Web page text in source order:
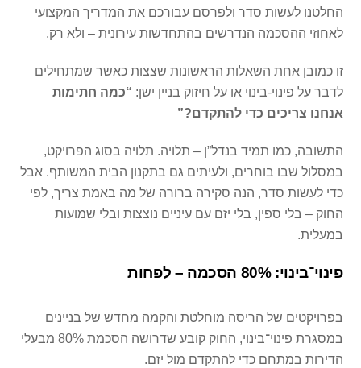
החלטנו לעשות סדר ולפרסם עבורכם את המדריך המקצועי
לאחוזי ההסכמה הנדרשים בהתחדשות עירונית – ולא רק.
זו כמובן אחת השאלות הראשונות שצצות כאשר שמתחילים
לדבר על פינוי-בינוי או על חיזוק בניין ישן: “כמה חתימות
אנחנו צריכים כדי להתקדם?”
התשובה, כמו תמיד בנדל”ן – תלויה. תלויה בסוג הפרויקט,
במסלול שבו בוחרים, ולעיתים גם בתקנון הבית המשותף. אבל
כדי לעשות סדר, הנה סקירה ברורה של מה באמת צריך, לפי
החוק – בלי ספין, בלי יזם עם עיניים נוצצות ובלי שמועות
במעלית.
פינוי־בינוי: 80% הסכמה – לפחות
בפרויקטים של הריסה מוחלטת והקמה מחדש של בניינים
במסגרת פינוי־בינוי, החוק קובע שדרושה הסכמת 80% מבעלי
הדירות במתחם כדי להתקדם מול יזם.